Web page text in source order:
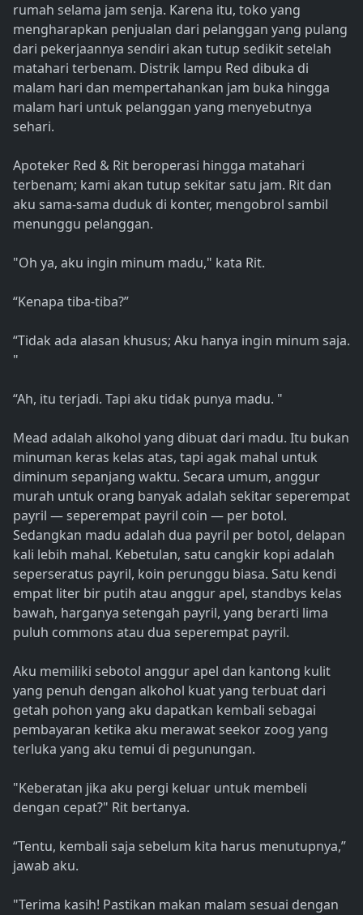
rumah selama jam senja. Karena itu, toko yang
mengharapkan penjualan dari pelanggan yang pulang
dari pekerjaannya sendiri akan tutup sedikit setelah
matahari terbenam. Distrik lampu Red dibuka di
malam hari dan mempertahankan jam buka hingga
malam hari untuk pelanggan yang menyebutnya
sehari.
Apoteker Red & Rit beroperasi hingga matahari
terbenam; kami akan tutup sekitar satu jam. Rit dan
aku sama-sama duduk di konter, mengobrol sambil
menunggu pelanggan.
"Oh ya, aku ingin minum madu," kata Rit.
“Kenapa tiba-tiba?”
“Tidak ada alasan khusus; Aku hanya ingin minum saja.
"
“Ah, itu terjadi. Tapi aku tidak punya madu. "
Mead adalah alkohol yang dibuat dari madu. Itu bukan
minuman keras kelas atas, tapi agak mahal untuk
diminum sepanjang waktu. Secara umum, anggur
murah untuk orang banyak adalah sekitar seperempat
payril — seperempat payril coin — per botol.
Sedangkan madu adalah dua payril per botol, delapan
kali lebih mahal. Kebetulan, satu cangkir kopi adalah
seperseratus payril, koin perunggu biasa. Satu kendi
empat liter bir putih atau anggur apel, standbys kelas
bawah, harganya setengah payril, yang berarti lima
puluh commons atau dua seperempat payril.
Aku memiliki sebotol anggur apel dan kantong kulit
yang penuh dengan alkohol kuat yang terbuat dari
getah pohon yang aku dapatkan kembali sebagai
pembayaran ketika aku merawat seekor zoog yang
terluka yang aku temui di pegunungan.
"Keberatan jika aku pergi keluar untuk membeli
dengan cepat?" Rit bertanya.
“Tentu, kembali saja sebelum kita harus menutupnya,”
jawab aku.
"Terima kasih! Pastikan makan malam sesuai dengan